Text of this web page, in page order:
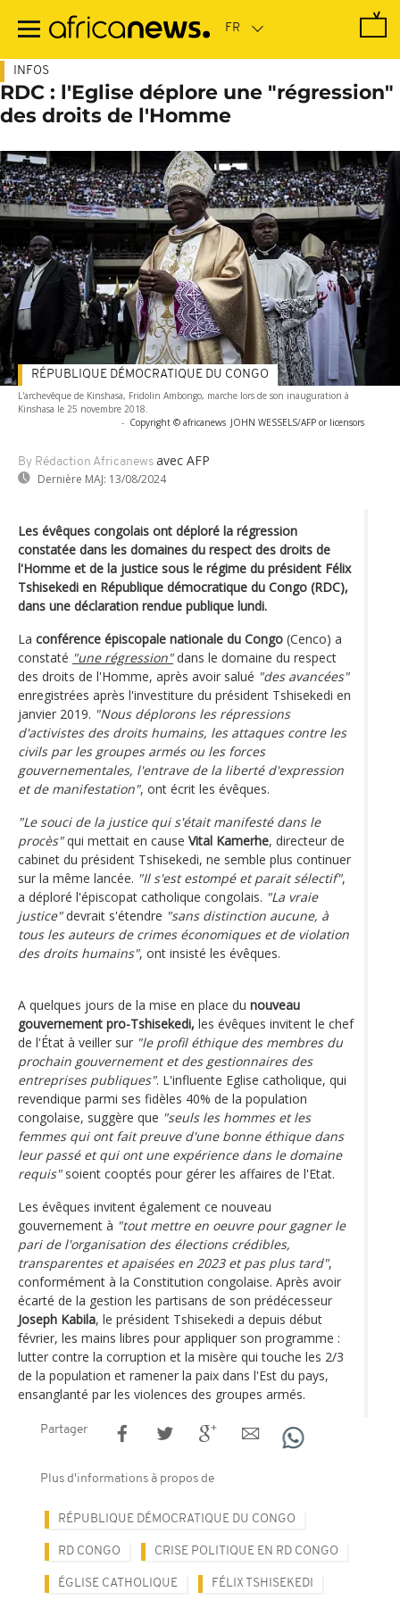
contenu
INFOS
RDC : l'Eglise déplore une "régression"
des droits de l'Homme
L'archevêque de Kinshasa, Fridolin Ambongo, marche lors de son inauguration à
Kinshasa le 25 novembre 2018.
- Copyright © africanews JOHN WESSELS/AFP or licensors
By Rédaction Africanews avec AFP
Dernière MAJ: 13/08/2024
RÉPUBLIQUE DÉMOCRATIQUE DU CONGO
Les évêques congolais ont déploré la régression
constatée dans les domaines du respect des droits de
l'Homme et de la justice sous le régime du président Félix
Tshisekedi en République démocratique du Congo (RDC),
dans une déclaration rendue publique lundi.
La conférence épiscopale nationale du Congo (Cenco) a
constaté "une régression"dans le domaine du respect
des droits de l'Homme, après avoir salué "des avancées"
enregistrées après l'investiture du président Tshisekedi en
janvier 2019. "Nous déplorons les répressions
d'activistes des droits humains, les attaques contre les
civils par les groupes armés ou les forces
gouvernementales, l'entrave de la liberté d'expression
et de manifestation", ont écrit les évêques.
"Le souci de la justice qui s'était manifesté dans le
procès"qui mettait en cause Vital Kamerhe, directeur de
cabinet du président Tshisekedi, ne semble plus continuer
sur la même lancée. "Il s'est estompé et parait sélectif",
a déploré l'épiscopat catholique congolais. "La vraie
justice"devrait s'étendre "sans distinction aucune, à
tous les auteurs de crimes économiques et de violation
des droits humains", ont insisté les évêques.
A quelques jours de la mise en place du nouveau
gouvernement pro-Tshisekedi, les évêques invitent le chef
de l'État à veiller sur "le profil éthique des membres du
prochain gouvernement et des gestionnaires des
entreprises publiques". L'influente Eglise catholique, qui
revendique parmi ses fidèles 40% de la population
congolaise, suggère que "seuls les hommes et les
femmes qui ont fait preuve d'une bonne éthique dans
leur passé et qui ont une expérience dans le domaine
requis"soient cooptés pour gérer les affaires de l'Etat.
Les évêques invitent également ce nouveau
gouvernement à "tout mettre en oeuvre pour gagner le
pari de l'organisation des élections crédibles,
transparentes et apaisées en 2023 et pas plus tard",
conformément à la Constitution congolaise. Après avoir
écarté de la gestion les partisans de son prédécesseur
Joseph Kabila, le président Tshisekedi a depuis début
février, les mains libres pour appliquer son programme :
lutter contre la corruption et la misère qui touche les 2/3
de la population et ramener la paix dans l'Est du pays,
ensanglanté par les violences des groupes armés.
Partager
Plus d'informations à propos de
RÉPUBLIQUE DÉMOCRATIQUE DU CONGO
RD CONGO CRISE POLITIQUE EN RD CONGO
ÉGLISE CATHOLIQUE FÉLIX TSHISEKEDI